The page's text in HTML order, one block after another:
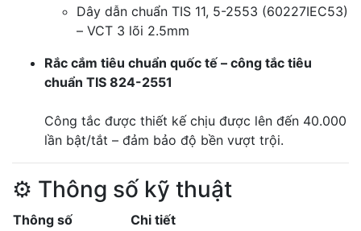
Dây dẫn chuẩn TIS 11, 5-2553 (60227IEC53)
– VCT 3 lõi 2.5mm
Rắc cắm tiêu chuẩn quốc tế – công tắc tiêu
chuẩn TIS 824-2551
Công tắc được thiết kế chịu được lên đến 40.000
lần bật/tắt – đảm bảo độ bền vượt trội.
⚙️ Thông số kỹ thuật
Thông số
Chi tiết